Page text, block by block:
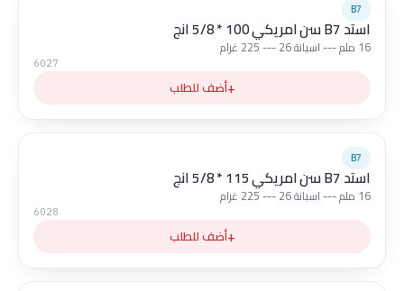
B7
استد B7 سن امريكي 100 * 5/8 انج
16 ملم --- اسبانة 26 --- 225 غرام
6027
+أضف للطلب
B7
استد B7 سن امريكي 115 * 5/8 انج
16 ملم --- اسبانة 26 --- 225 غرام
6028
+أضف للطلب